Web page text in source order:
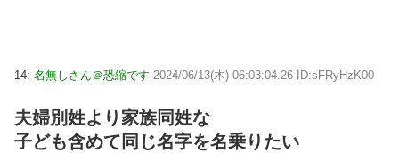
14: 名無しさん＠恐縮です 2024/06/13(木) 06:03:04.26 ID:sFRyHzK00
夫婦別姓より家族同姓な
子ども含めて同じ名字を名乗りたい